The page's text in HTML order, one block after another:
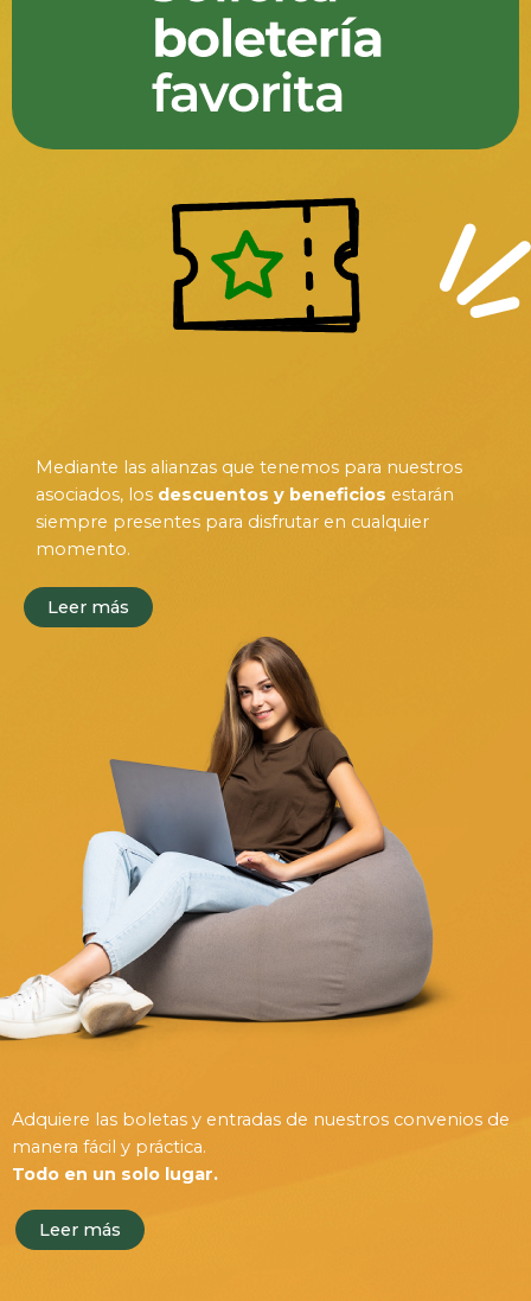
Mediante las alianzas que tenemos para nuestros
asociados, los descuentos y beneficios estarán
siempre presentes para disfrutar en cualquier
momento.
Leer más
Adquiere las boletas y entradas de nuestros convenios de
manera fácil y práctica.
Todo en un solo lugar.
Leer más